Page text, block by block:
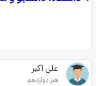
علی اکبر
هنر دوازدهم